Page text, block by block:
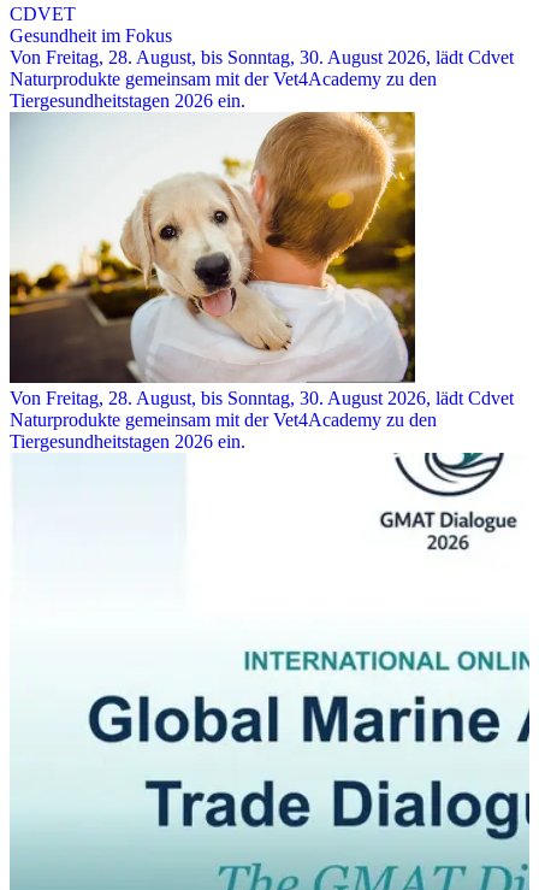
CDVET
Gesundheit im Fokus
Von Freitag, 28. August, bis Sonntag, 30. August 2026, lädt Cdvet
Naturprodukte gemeinsam mit der Vet4Academy zu den
Tiergesundheitstagen 2026 ein.
Von Freitag, 28. August, bis Sonntag, 30. August 2026, lädt Cdvet
Naturprodukte gemeinsam mit der Vet4Academy zu den
Tiergesundheitstagen 2026 ein.